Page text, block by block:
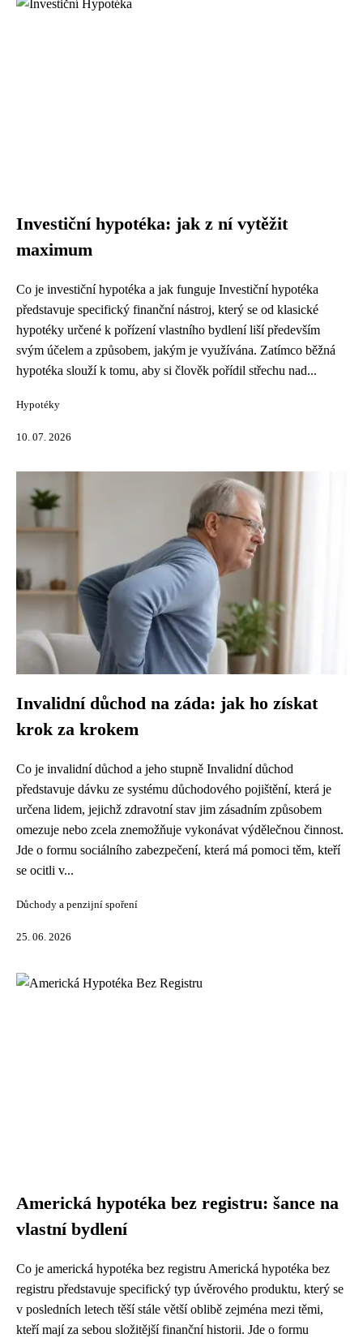
Investiční hypotéka: jak z ní vytěžit
maximum
Co je investiční hypotéka a jak funguje Investiční hypotéka
představuje specifický finanční nástroj, který se od klasické
hypotéky určené k pořízení vlastního bydlení liší především
svým účelem a způsobem, jakým je využívána. Zatímco běžná
hypotéka slouží k tomu, aby si člověk pořídil střechu nad...
Hypotéky
10. 07. 2026
Invalidní důchod na záda: jak ho získat
krok za krokem
Co je invalidní důchod a jeho stupně Invalidní důchod
představuje dávku ze systému důchodového pojištění, která je
určena lidem, jejichž zdravotní stav jim zásadním způsobem
omezuje nebo zcela znemožňuje vykonávat výdělečnou činnost.
Jde o formu sociálního zabezpečení, která má pomoci těm, kteří
se ocitli v...
Důchody a penzijní spoření
25. 06. 2026
Americká hypotéka bez registru: šance na
vlastní bydlení
Co je americká hypotéka bez registru Americká hypotéka bez
registru představuje specifický typ úvěrového produktu, který se
v posledních letech těší stále větší oblibě zejména mezi těmi,
kteří mají za sebou složitější finanční historii. Jde o formu